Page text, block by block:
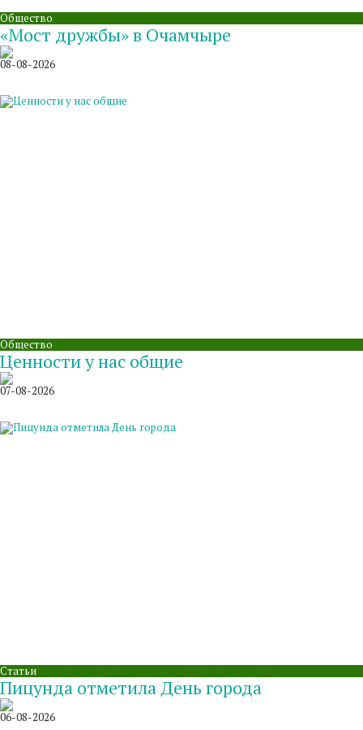
Общество
«Мост дружбы» в Очамчыре
08-08-2026
Общество
Ценности у нас общие
07-08-2026
Статьи
Пицунда отметила День города
06-08-2026